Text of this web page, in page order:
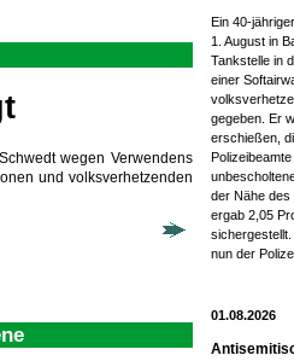
wegen Verwendens
und volksverhetzenden
Ein 40-
1. August in
Tankstelle in
einer
gegeben. Er
erschießen,
der Nähe des
ergab 2,05
nun der
01.08.2026